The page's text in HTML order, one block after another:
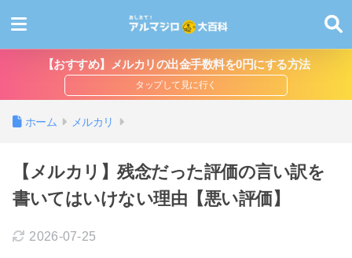
【おすすめ】メルカリの出金手数料を0円にする方法
ホーム メルカリ
【メルカリ】残念だった評価の言い訳を
書いてはいけない理由【悪い評価】
2026-07-25